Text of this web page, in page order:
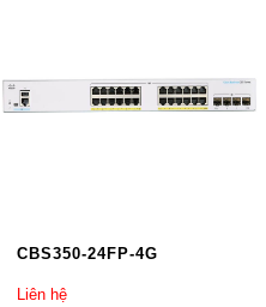
CBS350-24FP-4G
Liên hệ